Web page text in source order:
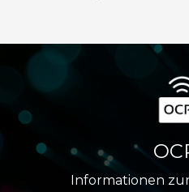
Informationen